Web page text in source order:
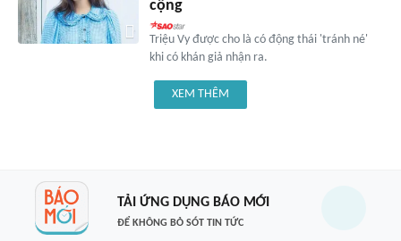
cộng
Triệu Vy được cho là có động thái 'tránh né'
khi có khán giả nhận ra.
XEM THÊM
TẢI ỨNG DỤNG BÁO MỚI
ĐỂ KHÔNG BỎ SÓT TIN TỨC